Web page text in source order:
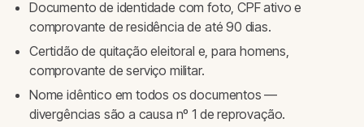
Documento de identidade com foto, CPF ativo e
comprovante de residência de até 90 dias.
Certidão de quitação eleitoral e, para homens,
comprovante de serviço militar.
Nome idêntico em todos os documentos —
divergências são a causa nº 1 de reprovação.